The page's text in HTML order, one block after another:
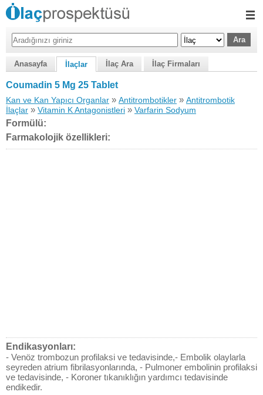
Anasayfa İlaçlar İlaç Ara İlaç Firmaları
Coumadin 5 Mg 25 Tablet
Kan ve Kan Yapıcı Organlar » Antitrombotikler » Antitrombotik
İlaçlar » Vitamin K Antagonistleri » Varfarin Sodyum
Formülü:
Farmakolojik özellikleri:
Endikasyonları:
- Venöz trombozun profilaksi ve tedavisinde,- Embolik olaylarla
seyreden atrium fibrilasyonlarında, - Pulmoner embolinin profilaksi
ve tedavisinde, - Koroner tıkanıklığın yardımcı tedavisinde
endikedir.